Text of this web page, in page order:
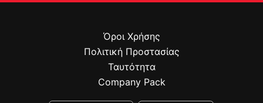
Όροι Χρήσης
Πολιτική Προστασίας
Ταυτότητα
Company Pack